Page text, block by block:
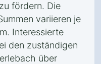
fördern. Die
variieren je
Interessierte
den zuständigen
über